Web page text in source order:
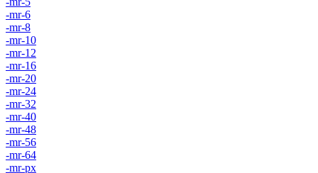
-mr-6
-mr-8
-mr-10
-mr-12
-mr-16
-mr-20
-mr-24
-mr-32
-mr-40
-mr-48
-mr-56
-mr-64
-mr-px